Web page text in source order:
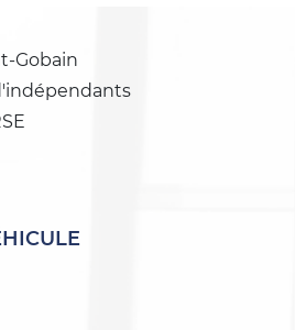
Gobain